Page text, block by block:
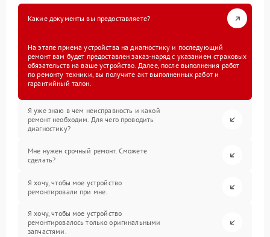
Какие документы вы предоставляете?
На этапе приема устройства на диагностику и последующий
ремонт вам будет предоставлен заказ-наряд с указанием страховых
обязательств на ваше устройство. Далее, после выполнения работ
по ремонту техники, вы получите акт выполненных работ и
гарантийный талон.
Я уже знаю в чем неисправность и какой
ремонт необходим. Для чего проводить
диагностику?
Мне нужен срочный ремонт. Сможете
сделать?
Я хочу, чтобы мое устройство
ремонтировали при мне.
Я хочу, чтобы мое устройство
ремонтировалось только оригинальными
запчастями.